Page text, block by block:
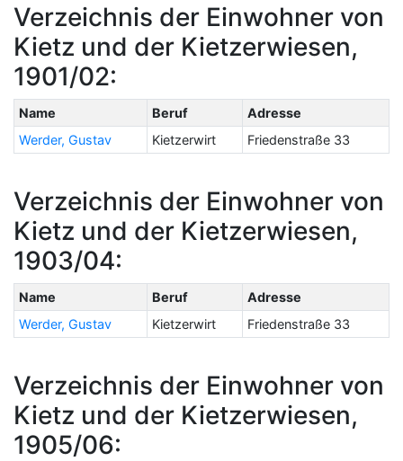
Verzeichnis der Einwohner von
Kietz und der Kietzerwiesen,
1901/02:
Name Beruf
Adresse
Werder, Gustav
Kietzerwirt Friedenstraße 33
Verzeichnis der Einwohner von
Kietz und der Kietzerwiesen,
1903/04:
Name Beruf
Adresse
Werder, Gustav
Kietzerwirt Friedenstraße 33
Verzeichnis der Einwohner von
Kietz und der Kietzerwiesen,
1905/06: